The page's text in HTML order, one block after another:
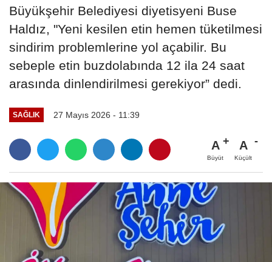
Büyükşehir Belediyesi diyetisyeni Buse
Haldız, "Yeni kesilen etin hemen tüketilmesi
sindirim problemlerine yol açabilir. Bu
sebeple etin buzdolabında 12 ila 24 saat
arasında dinlendirilmesi gerekiyor” dedi.
SAĞLIK 27 Mayıs 2026 - 11:39
A
Büyüt
A
Küçült